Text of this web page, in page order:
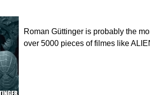
Roman Güttinger is probably the
over 5000 pieces of filmes like